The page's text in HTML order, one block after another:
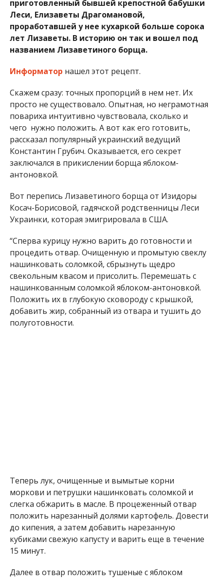
приготовленный бывшей крепостной бабушки
Леси, Елизаветы Драгомановой,
проработавшей у нее кухаркой больше сорока
лет Лизаветы. В историю он так и вошел под
названием Лизаветиного борща.
Информатор нашел этот рецепт.
Скажем сразу: точных пропорций в нем нет. Их
просто не существовало. Опытная, но неграмотная
повариха интуитивно чувствовала, сколько и
чего нужно положить. А вот как его готовить,
рассказал популярный украинский ведущий
Константин Грубич. Оказывается, его секрет
заключался в прикислении борща яблоком-
антоновкой.
Вот перепись Лизаветиного борща от Изидоры
Косач-Борисовой, гадячской родственницы Леси
Украинки, которая эмигрировала в США.
“Сперва курицу нужно варить до готовности и
процедить отвар. Очищенную и промытую свеклу
нашинковать соломкой, сбрызнуть щедро
свекольным квасом и присолить. Перемешать с
нашинкованным соломкой яблоком-антоновкой.
Положить их в глубокую сковороду с крышкой,
добавить жир, собранный из отвара и тушить до
полуготовности.
Теперь лук, очищенные и вымытые корни
моркови и петрушки нашинковать соломкой и
слегка обжарить в масле. В процеженный отвар
положить нарезанный долями картофель. Довести
до кипения, а затем добавить нарезанную
кубиками свежую капусту и варить еще в течение
15 минут.
Далее в отвар положить тушеные с яблоком